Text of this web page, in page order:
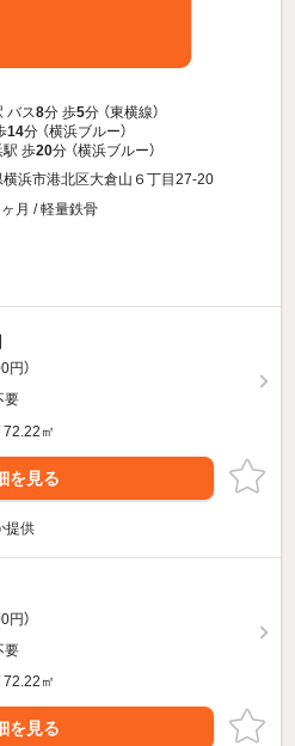
バス8分 歩5分 （東横線）
14分 （横浜ブルー）
駅 歩20分 （横浜ブルー）
横浜市港北区大倉山６丁目27-20
月 / 軽量鉄骨
円）
要
㎡
を見る
提供
円）
要
㎡
を見る